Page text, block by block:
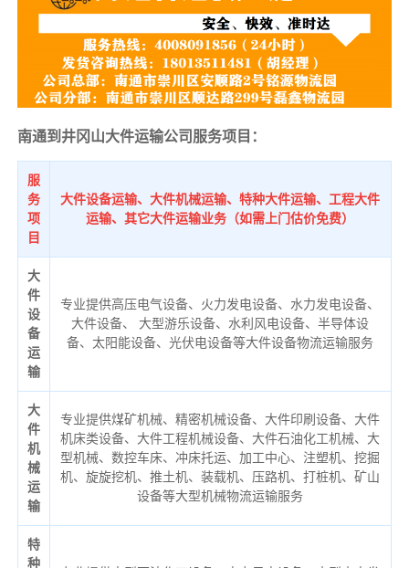
南通到井冈山大件运输公司服务项目：
服
务
项
目
大件设备运输、大件机械运输、特种大件运输、工程大件
运输、其它大件运输业务（如需上门估价免费）
大
件
设
备
运
输
专业提供高压电气设备、火力发电设备、水力发电设备、
大件设备、 大型游乐设备、水利风电设备、半导体设
备、太阳能设备、光伏电设备等大件设备物流运输服务
大
件
机
械
运
输
专业提供煤矿机械、精密机械设备、大件印刷设备、大件
机床类设备、大件工程机械设备、大件石油化工机械、大
型机械、数控车床、冲床托运、加工中心、注塑机、挖掘
机、旋旋挖机、推土机、装载机、压路机、打桩机、矿山
设备等大型机械物流运输服务
特
种